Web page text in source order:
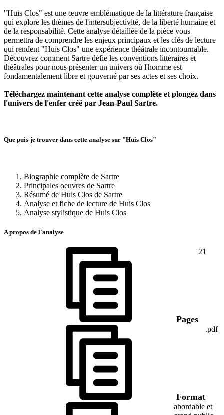
"Huis Clos" est une œuvre emblématique de la littérature française
qui explore les thèmes de l'intersubjectivité, de la liberté humaine et
de la responsabilité. Cette analyse détaillée de la pièce vous
permettra de comprendre les enjeux principaux et les clés de lecture
qui rendent "Huis Clos" une expérience théâtrale incontournable.
Découvrez comment Sartre défie les conventions littéraires et
théâtrales pour nous présenter un univers où l'homme est
fondamentalement libre et gouverné par ses actes et ses choix.
Téléchargez maintenant cette analyse complète et plongez dans
l'univers de l'enfer créé par Jean-Paul Sartre.
Que puis-je trouver dans cette analyse sur "Huis Clos"
Biographie complète de Sartre
Principales oeuvres de Sartre
Résumé de Huis Clos de Sartre
Analyse et fiche de lecture de Huis Clos
Analyse stylistique de Huis Clos
A propos de l'analyse
Pages
21
Format
.pdf
abordable et